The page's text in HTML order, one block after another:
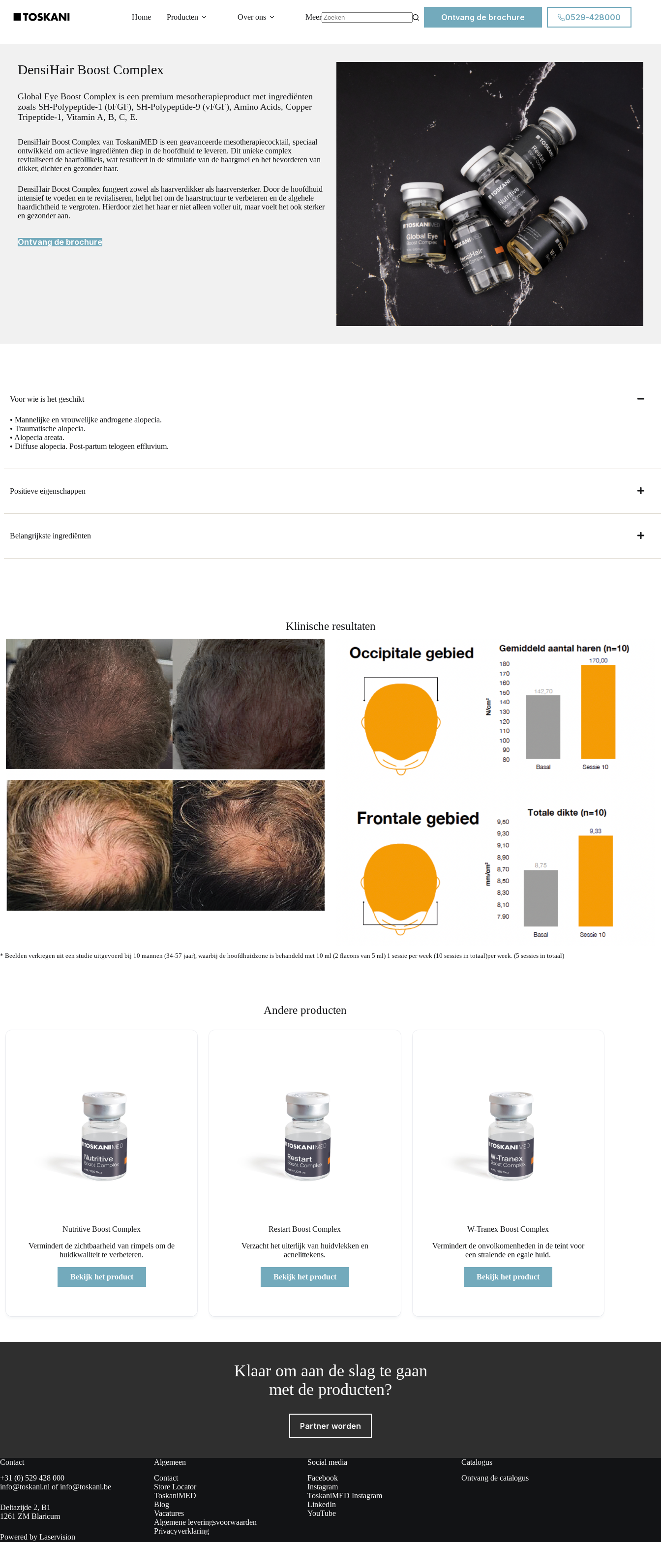
Home Producten Over ons
Meer
Ontvang de brochure 0529-428000
DensiHair Boost Complex
Global Eye Boost Complex is een premium mesotherapieproduct met ingrediënten
zoals SH-Polypeptide-1 (bFGF), SH-Polypeptide-9 (vFGF), Amino Acids, Copper
Tripeptide-1, Vitamin A, B, C, E.
DensiHair Boost Complex van ToskaniMED is een geavanceerde mesotherapiecocktail, speciaal
ontwikkeld om actieve ingrediënten diep in de hoofdhuid te leveren. Dit unieke complex
revitaliseert de haarfollikels, wat resulteert in de stimulatie van de haargroei en het bevorderen van
dikker, dichter en gezonder haar.
DensiHair Boost Complex fungeert zowel als haarverdikker als haarversterker. Door de hoofdhuid
intensief te voeden en te revitaliseren, helpt het om de haarstructuur te verbeteren en de algehele
haardichtheid te vergroten. Hierdoor ziet het haar er niet alleen voller uit, maar voelt het ook sterker
en gezonder aan.
Ontvang de brochure
Voor wie is het geschikt
• Mannelijke en vrouwelijke androgene alopecia.
• Traumatische alopecia.
• Alopecia areata.
• Diffuse alopecia. Post-partum telogeen effluvium.
Positieve eigenschappen
Belangrijkste ingrediënten
Klinische resultaten
* Beelden verkregen uit een studie uitgevoerd bij 10 mannen (34-57 jaar), waarbij de hoofdhuidzone is behandeld met 10 ml (2 flacons van 5 ml) 1 sessie per week (10 sessies in totaal)per week. (5 sessies in totaal)
Andere producten
Nutritive Boost Complex
Vermindert de zichtbaarheid van rimpels om de
huidkwaliteit te verbeteren.
Bekijk het product
Restart Boost Complex
Verzacht het uiterlijk van huidvlekken en
acnelittekens.
Bekijk het product
W-Tranex Boost Complex
Vermindert de onvolkomenheden in de teint voor
een stralende en egale huid.
Bekijk het product
Klaar om aan de slag te gaan
met de producten?
Partner worden
Contact
+31 (0) 529 428 000
info@toskani.nl ofinfo@toskani.be
Deltazijde 2, B1
1261 ZM Blaricum
Powered by Laservision
Algemeen
Contact
Store Locator
ToskaniMED
Blog
Vacatures
Algemene leveringsvoorwaarden
Privacyverklaring
Social media
Facebook
Instagram
ToskaniMED Instagram
LinkedIn
YouTube
Catalogus
Ontvang de catalogus